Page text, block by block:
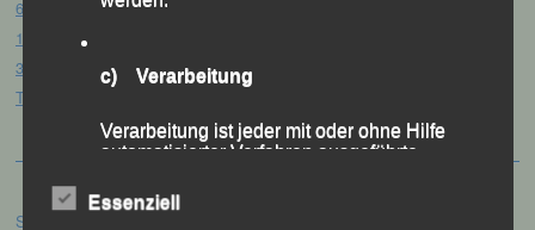
61. Bergsportfest – Ortenburg, 26.07.2026
12. Loser Berglauf – Altaussee/Österreich, 25.07.2026
32. Sommerbiathlon – Passau, 18.07.2026
Tag des Sports – „Quälspaß am Dreisessel“ – Neureichenau, 18.07.2026
Suchen
c) Verarbeitung
Verarbeitung ist jeder mit oder ohne Hilfe
automatisierter Verfahren ausgeführte
Zusammenhang mit personenbezogenen
Daten wie das Erheben, das Erfassen, die
Essenziell